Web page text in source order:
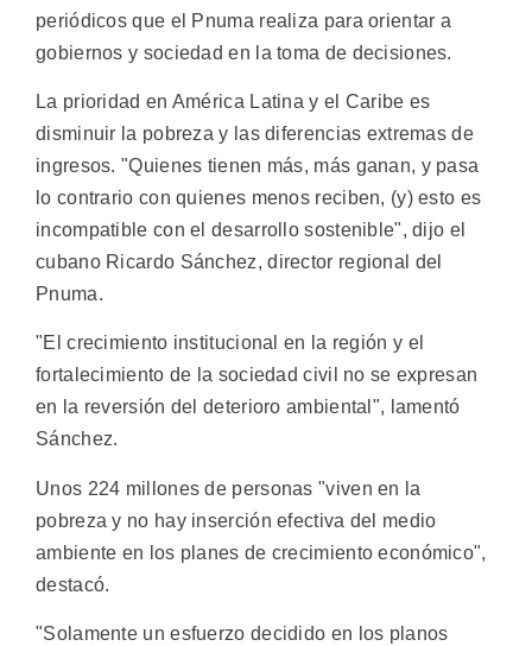
periódicos que el Pnuma realiza para orientar a
gobiernos y sociedad en la toma de decisiones.
La prioridad en América Latina y el Caribe es
disminuir la pobreza y las diferencias extremas de
ingresos. "Quienes tienen más, más ganan, y pasa
lo contrario con quienes menos reciben, (y) esto es
incompatible con el desarrollo sostenible", dijo el
cubano Ricardo Sánchez, director regional del
Pnuma.
"El crecimiento institucional en la región y el
fortalecimiento de la sociedad civil no se expresan
en la reversión del deterioro ambiental", lamentó
Sánchez.
Unos 224 millones de personas "viven en la
pobreza y no hay inserción efectiva del medio
ambiente en los planes de crecimiento económico",
destacó.
"Solamente un esfuerzo decidido en los planos